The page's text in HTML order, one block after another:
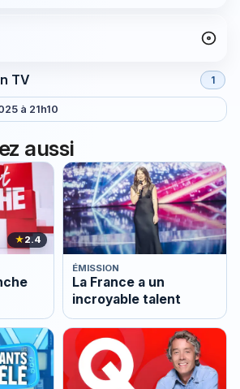
TV 1
à 21h10
aussi
★2.4
ÉMISSION
La France a un
incroyable talent